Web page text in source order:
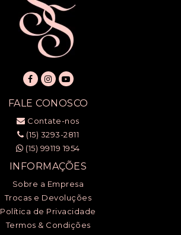
FALE CONOSCO
Contate-nos
(15) 3293-2811
(15) 99119 1954
INFORMAÇÕES
Sobre a Empresa
Trocas e Devoluções
Política de Privacidade
Termos & Condições